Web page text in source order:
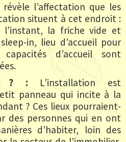
révèle l’affectation que les
situent à cet endroit :
l’instant, la friche vide et
in, lieu d’accueil pour
d’accueil sont
? : L’installation est
panneau qui incite à la
? Ces lieux pourraient-
des personnes qui en ont
d’habiter, loin des